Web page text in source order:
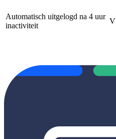
Automatisch uitgelogd na 4 uur
inactiviteit
V